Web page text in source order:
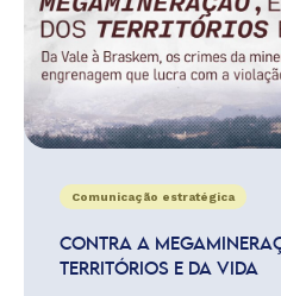
Comunicação estratégica
CONTRA A
TERRITÓRIOS E DA VIDA